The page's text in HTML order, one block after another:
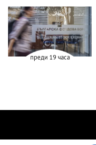
преди 19 часа